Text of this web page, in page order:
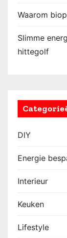
Waarom
Slimme
hittegolf
DIY
Energie
Interieur
Keuken
Lifestyle